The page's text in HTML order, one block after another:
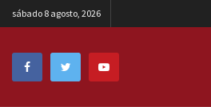
sábado 8 agosto, 2026